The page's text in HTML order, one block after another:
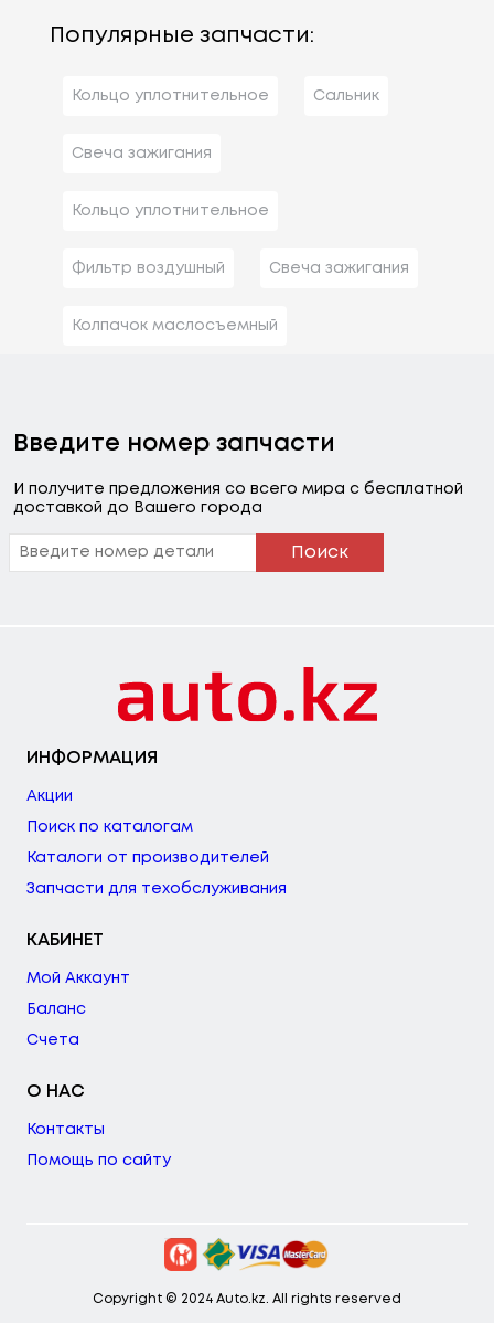
Популярные запчасти:
Кольцо уплотнительное Сальник
Свеча зажигания
Кольцо уплотнительное
Фильтр воздушный Свеча зажигания
Колпачок маслосъемный
Введите номер запчасти
И получите предложения со всего мира с бесплатной
доставкой до Вашего города
Поиск
ИНФОРМАЦИЯ
Акции
Поиск по каталогам
Каталоги от производителей
Запчасти для техобслуживания
КАБИНЕТ
Мой Аккаунт
Баланс
Счета
О НАС
Контакты
Помощь по сайту
Copyright © 2024 Auto.kz. All rights reserved